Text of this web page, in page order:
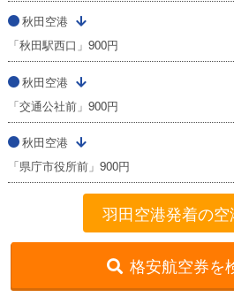
秋田空港
「秋田駅西口」900円
秋田空港
「交通公社前」900円
秋田空港
「県庁市役所前」900円
羽田空港発着の
格安航空券を